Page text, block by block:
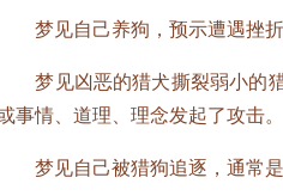
梦见自己养狗，预示遭遇挫折
梦见凶恶的猎犬撕裂弱小的猎
事情、道理、理念发起了攻击。
梦见自己被猎狗追逐，通常是